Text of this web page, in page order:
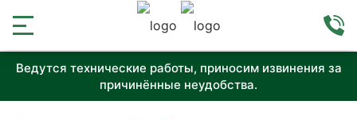
Ведутся технические работы, приносим извинения за
причинённые неудобства.